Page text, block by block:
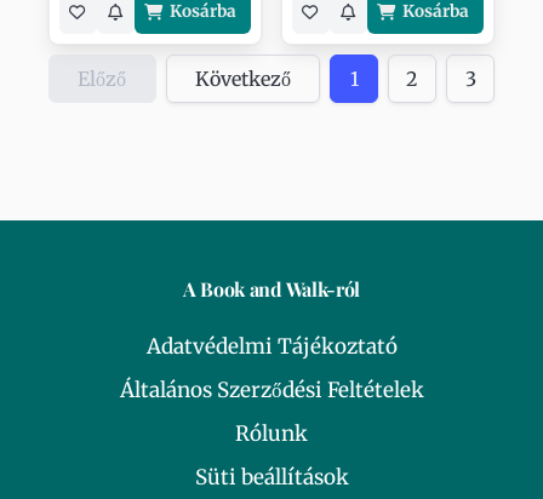
Kosárba Kosárba
Előző Következő 1 2 3
A Book and Walk-ról
Adatvédelmi Tájékoztató
Általános Szerződési Feltételek
Rólunk
Süti beállítások